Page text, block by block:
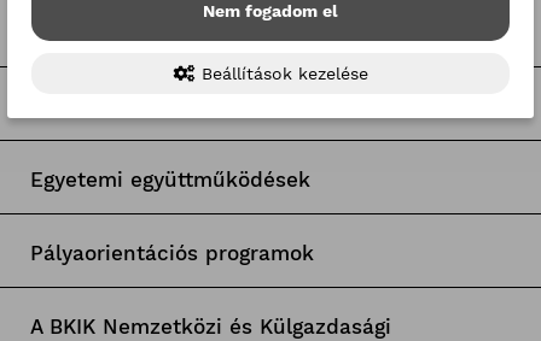
Tagozati hírek
Egyetemi együttműködések
Pályaorientációs programok
A BKIK Nemzetközi és Külgazdasági
Nem fogadom el
Beállítások kezelése